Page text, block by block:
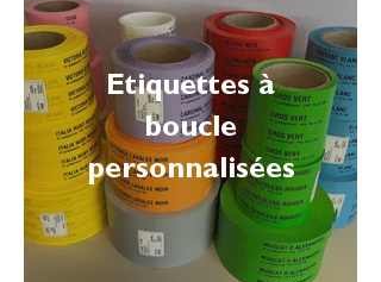
Etiquettes à
boucle
personnalisées